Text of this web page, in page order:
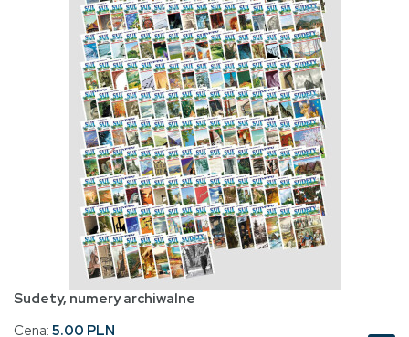
Sudety, numery archiwalne
Cena: 5.00 PLN